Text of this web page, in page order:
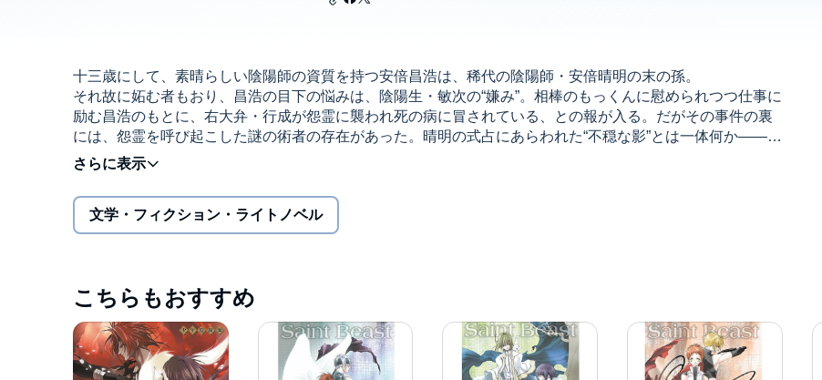
十三歳にして、素晴らしい陰陽師の資質を持つ安倍昌浩は、稀代の陰陽師・安倍晴明の末の孫。
それ故に妬む者もおり、昌浩の目下の悩みは、陰陽生・敏次の“嫌み”。相棒のもっくんに慰められつつ仕事に
励む昌浩のもとに、右大弁・行成が怨霊に襲われ死の病に冒されている、との報が入る。だがその事件の裏
には、怨霊を呼び起こした謎の術者の存在があった。晴明の式占にあらわれた“不穏な影”とは一体何か――。
（C）2002,2005 結城光流・あさぎ桜／角川書店
文学・フィクション・ライトノベル
こちらもおすすめ